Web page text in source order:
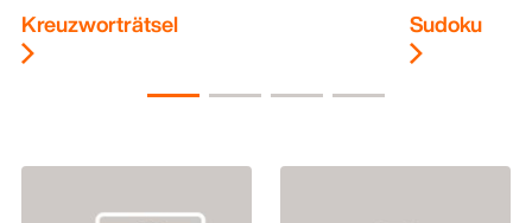
Kreuzworträtsel Sudoku